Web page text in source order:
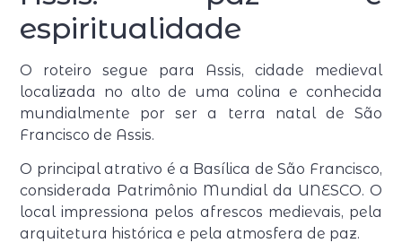
espiritualidade
O roteiro segue para Assis, cidade medieval
localizada no alto de uma colina e conhecida
mundialmente por ser a terra natal de São
Francisco de Assis.
O principal atrativo é a Basílica de São Francisco,
considerada Patrimônio Mundial da UNESCO. O
local impressiona pelos afrescos medievais, pela
arquitetura histórica e pela atmosfera de paz.